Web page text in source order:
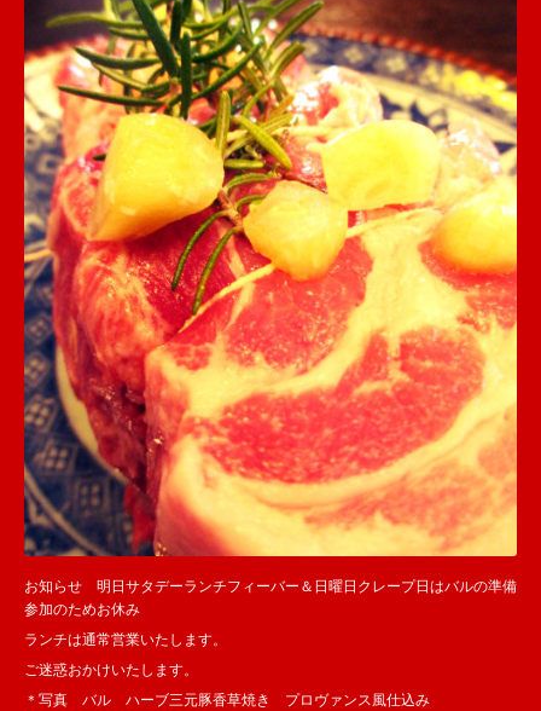
お知らせ 明日サタデーランチフィーバー＆日曜日クレープ日はバルの準備
参加のためお休み
ランチは通常営業いたします。
ご迷惑おかけいたします。
＊写真 バル ハーブ三元豚香草焼き プロヴァンス風仕込み